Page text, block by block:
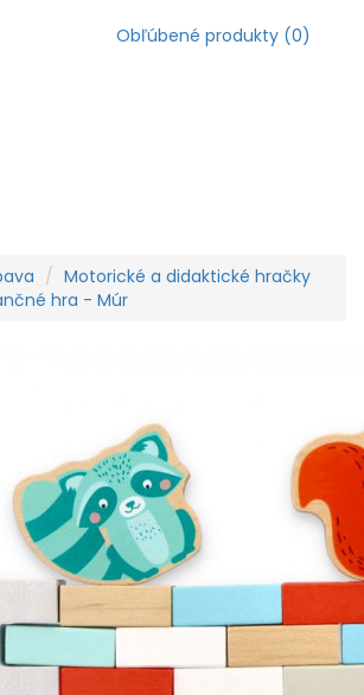
Obľúbené produkty (0)
Motorické a didaktické hračky
hra - Múr